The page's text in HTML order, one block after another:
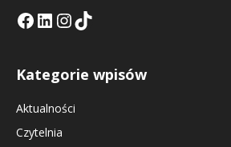
Facebook
LinkedIn
Tik Tok KEInstagramm KE
Kategorie wpisów
Aktualności
Czytelnia